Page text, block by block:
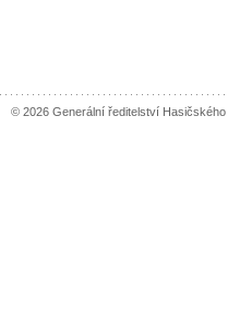
© 2026 Generální ředitelství